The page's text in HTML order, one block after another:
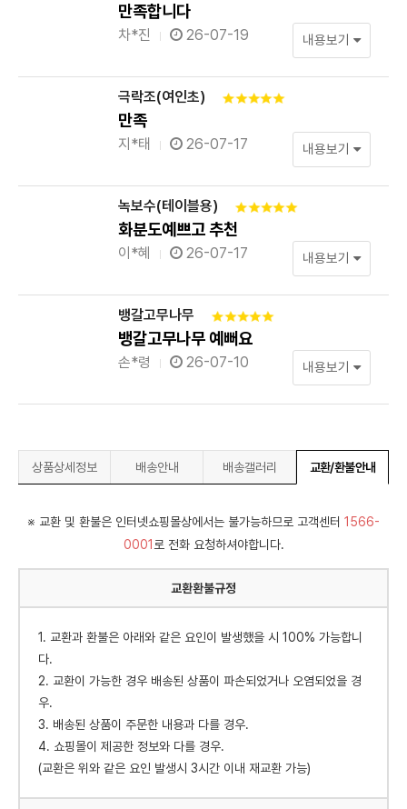
만족합니다
차*진 26-07-19 내용보기
극락조(여인초)
만족
지*태 26-07-17 내용보기
녹보수(테이블용)
화분도예쁘고 추천
이*혜 26-07-17 내용보기
뱅갈고무나무
뱅갈고무나무 예뻐요
손*령 26-07-10 내용보기
상품상세정보 배송안내 배송갤러리 교환/환불안내
※ 교환 및 환불은 인터넷쇼핑몰상에서는 불가능하므로 고객센터 1566-
0001 로 전화 요청하셔야합니다.
교환환불규정
1. 교환과 환불은 아래와 같은 요인이 발생했을 시 100% 가능합니
다.
2. 교환이 가능한 경우 배송된 상품이 파손되었거나 오염되었을 경
우.
3. 배송된 상품이 주문한 내용과 다를 경우.
4. 쇼핑몰이 제공한 정보와 다를 경우.
(교환은 위와 같은 요인 발생시 3시간 이내 재교환 가능)